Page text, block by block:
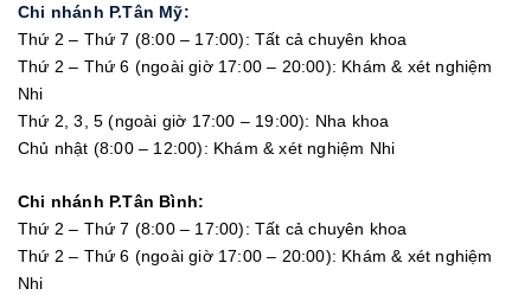
Chi nhánh P.Tân Mỹ:
Thứ 2 – Thứ 7 (8:00 – 17:00): Tất cả chuyên khoa
Thứ 2 – Thứ 6 (ngoài giờ 17:00 – 20:00): Khám & xét nghiệm
Nhi
Thứ 2, 3, 5 (ngoài giờ 17:00 – 19:00): Nha khoa
Chủ nhật (8:00 – 12:00): Khám & xét nghiệm Nhi
Chi nhánh P.Tân Bình:
Thứ 2 – Thứ 7 (8:00 – 17:00): Tất cả chuyên khoa
Thứ 2 – Thứ 6 (ngoài giờ 17:00 – 20:00): Khám & xét nghiệm
Nhi